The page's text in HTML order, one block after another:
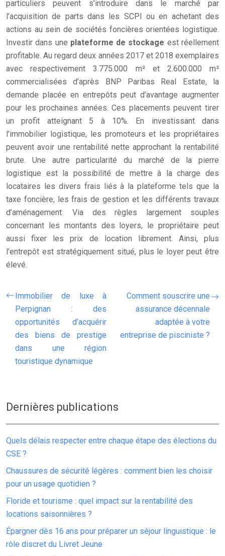
particuliers peuvent s’introduire dans le marché par
l’acquisition de parts dans les SCPI ou en achetant des
actions au sein de sociétés foncières orientées logistique.
Investir dans une plateforme de stockage est réellement
profitable. Au regard deux années 2017 et 2018 exemplaires
avec respectivement 3.775.000 m² et 2.600.000 m²
commercialisées d’après BNP Paribas Real Estate, la
demande placée en entrepôts peut d’avantage augmenter
pour les prochaines années. Ces placements peuvent tirer
un profit atteignant 5 à 10%. En investissant dans
l’immobilier logistique, les promoteurs et les propriétaires
peuvent avoir une rentabilité nette approchant la rentabilité
brute. Une autre particularité du marché de la pierre
logistique est la possibilité de mettre à la charge des
locataires les divers frais liés à la plateforme tels que la
taxe foncière, les frais de gestion et les différents travaux
d’aménagement. Via des règles largement souples
concernant les montants des loyers, le propriétaire peut
aussi fixer les prix de location librement. Ainsi, plus
l’entrepôt est stratégiquement situé, plus le loyer peut être
élevé.
Immobilier de luxe à
Perpignan : des
opportunités d’acquérir
des biens de prestige
dans une région
touristique dynamique
Comment souscrire une
assurance décennale
adaptée à votre
entreprise de pisciniste ?
Dernières publications
Quels délais respecter entre chaque étape des élections du
CSE ?
Chaussures de sécurité légères : comment bien les choisir
pour un usage quotidien ?
Floride et tourisme : quel impact sur la rentabilité des
locations saisonnières ?
Épargner dès 16 ans pour préparer un séjour linguistique : le
rôle discret du Livret Jeune